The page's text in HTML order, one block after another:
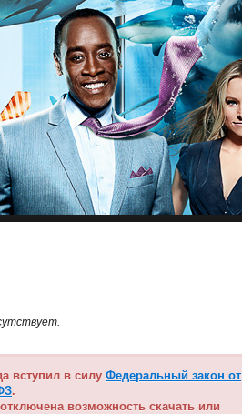
вступил в силу Федеральный закон от
.
возможность скачать или